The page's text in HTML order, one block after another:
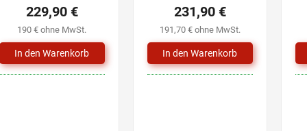
190 € ohne MwSt.
229,90 €
191,70 € ohne MwSt.
231,90 €